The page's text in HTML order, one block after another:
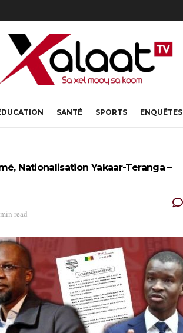
SANTÉ SPORTS ENQUÊTES
Nationalisation Yakaar-Teranga –
read